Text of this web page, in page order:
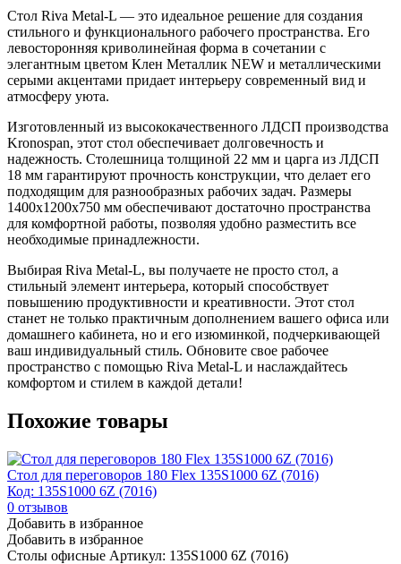
Стол Riva Metal-L — это идеальное решение для создания
стильного и функционального рабочего пространства. Его
левосторонняя криволинейная форма в сочетании с
элегантным цветом Клен Металлик NEW и металлическими
серыми акцентами придает интерьеру современный вид и
атмосферу уюта.
Изготовленный из высококачественного ЛДСП производства
Kronospan, этот стол обеспечивает долговечность и
надежность. Столешница толщиной 22 мм и царга из ЛДСП
18 мм гарантируют прочность конструкции, что делает его
подходящим для разнообразных рабочих задач. Размеры
1400x1200x750 мм обеспечивают достаточно пространства
для комфортной работы, позволяя удобно разместить все
необходимые принадлежности.
Выбирая Riva Metal-L, вы получаете не просто стол, а
стильный элемент интерьера, который способствует
повышению продуктивности и креативности. Этот стол
станет не только практичным дополнением вашего офиса или
домашнего кабинета, но и его изюминкой, подчеркивающей
ваш индивидуальный стиль. Обновите свое рабочее
пространство с помощью Riva Metal-L и наслаждайтесь
комфортом и стилем в каждой детали!
Похожие товары
Стол для переговоров 180 Flex 135S1000 6Z (7016)
Код: 135S1000 6Z (7016)
0 отзывов
Добавить в избранное
Добавить в избранное
Столы офисные Артикул: 135S1000 6Z (7016)